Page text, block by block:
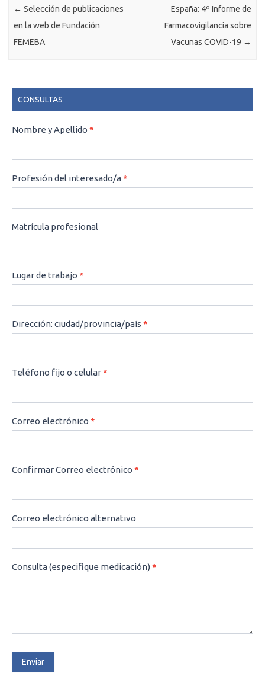
← Selección de publicaciones
en la web de Fundación
FEMEBA
España: 4º Informe de
Farmacovigilancia sobre
Vacunas COVID-19 →
CONSULTAS
CONSULTAS
Nombre y Apellido *
Profesión del interesado/a*
Matrícula profesional
Lugar de trabajo *
Dirección: ciudad/provincia/país *
Teléfono fijo o celular*
Correo electrónico *
Confirmar Correo electrónico *
Correo electrónico alternativo
Consulta (especifique medicación)*
Enviar